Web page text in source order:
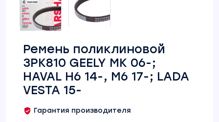
Ремень поликлиновой
3PK810 GEELY MK 06-;
HAVAL H6 14-, M6 17-; LADA
VESTA 15-
Гарантия производителя